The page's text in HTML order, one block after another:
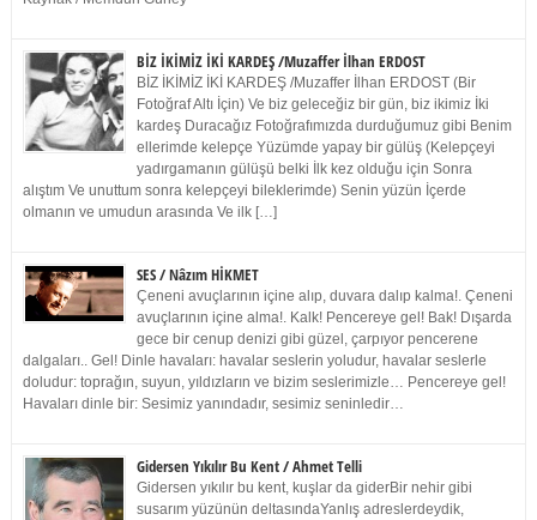
BİZ İKİMİZ İKİ KARDEŞ /Muzaffer İlhan ERDOST
BİZ İKİMİZ İKİ KARDEŞ /Muzaffer İlhan ERDOST (Bir
Fotoğraf Altı İçin) Ve biz geleceğiz bir gün, biz ikimiz İki
kardeş Duracağız Fotoğrafımızda durduğumuz gibi Benim
ellerimde kelepçe Yüzümde yapay bir gülüş (Kelepçeyi
yadırgamanın gülüşü belki İlk kez olduğu için Sonra
alıştım Ve unuttum sonra kelepçeyi bileklerimde) Senin yüzün İçerde
olmanın ve umudun arasında Ve ilk […]
SES / Nâzım HİKMET
Çeneni avuçlarının içine alıp, duvara dalıp kalma!. Çeneni
avuçlarının içine alma!. Kalk! Pencereye gel! Bak! Dışarda
gece bir cenup denizi gibi güzel, çarpıyor pencerene
dalgaları.. Gel! Dinle havaları: havalar seslerin yoludur, havalar seslerle
doludur: toprağın, suyun, yıldızların ve bizim seslerimizle… Pencereye gel!
Havaları dinle bir: Sesimiz yanındadır, sesimiz seninledir…
Gidersen Yıkılır Bu Kent / Ahmet Telli
Gidersen yıkılır bu kent, kuşlar da giderBir nehir gibi
susarım yüzünün deltasındaYanlış adreslerdeydik,